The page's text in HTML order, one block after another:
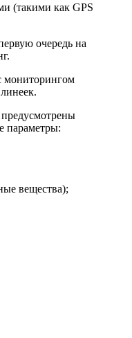
(такими как GPS
очередь на
мониторингом
параметры:
вещества);